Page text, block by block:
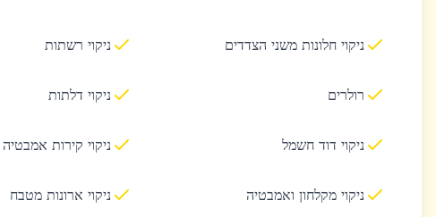
ניקוי חלונות משני הצדדים ניקוי רשתות
רולרים ניקוי דלתות
ניקוי דוד חשמל ניקוי קירות אמבטיה
ניקוי מקלחון ואמבטיה ניקוי ארונות מטבח